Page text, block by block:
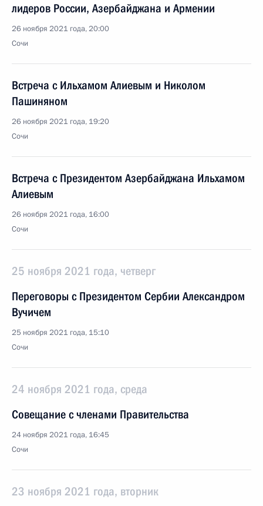
лидеров России, Азербайджана и Армении
26 ноября 2021 года, 20:00
Сочи
Встреча с Ильхамом Алиевым и Николом
Пашиняном
26 ноября 2021 года, 19:20
Сочи
Встреча с Президентом Азербайджана Ильхамом
Алиевым
26 ноября 2021 года, 16:00
Сочи
25 ноября 2021 года, четверг
Переговоры с Президентом Сербии Александром
Вучичем
25 ноября 2021 года, 15:10
Сочи
24 ноября 2021 года, среда
Совещание с членами Правительства
24 ноября 2021 года, 16:45
Сочи
23 ноября 2021 года, вторник